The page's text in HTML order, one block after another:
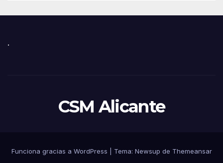
.
CSM Alicante
Funciona gracias a WordPress Tema: Newsup de Themeansar